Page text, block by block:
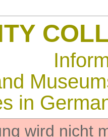
in
wird nicht